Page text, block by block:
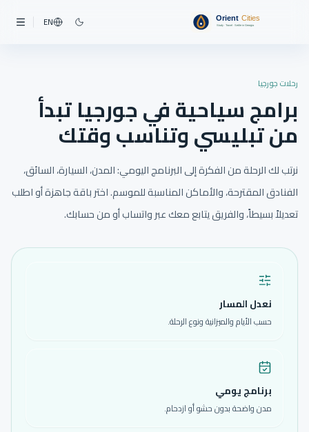
EN
رحلات جورجيا
برامج سياحية في جورجيا تبدأ
من تبليسي وتناسب وقتك
نرتب لك الرحلة من الفكرة إلى البرنامج اليومي: المدن، السيارة، السائق،
الفنادق المقترحة، والأماكن المناسبة للموسم. اختر باقة جاهزة أو اطلب
تعديلاً بسيطاً، والفريق يتابع معك عبر واتساب أو من حسابك.
نعدل المسار
حسب الأيام والميزانية ونوع الرحلة.
برنامج يومي
مدن واضحة بدون حشو أو ازدحام.